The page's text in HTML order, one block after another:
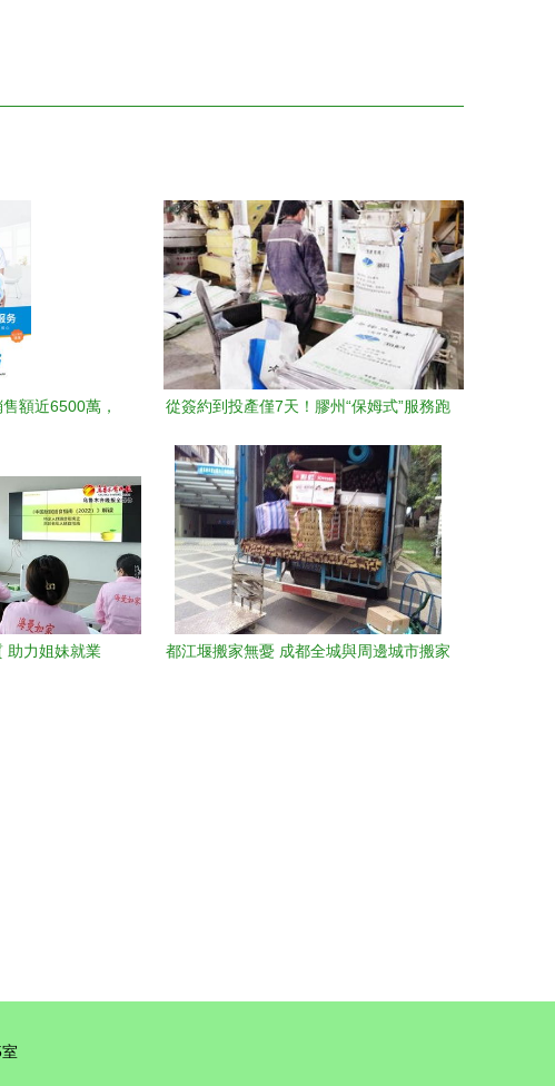
額近6500萬，
從簽約到投產僅7天！膠州“保姆式”服務跑
助力姐妹就業
都江堰搬家無憂 成都全城與周邊城市搬家